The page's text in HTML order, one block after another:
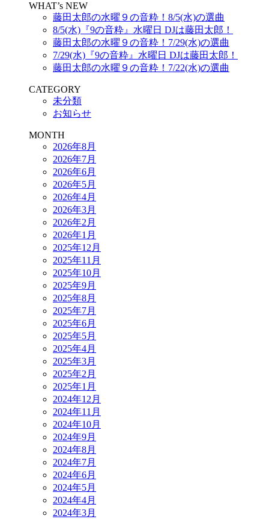
WHAT’s NEW
藤田太郎の水曜９の音粋！8/5(水)の選曲
8/5(水)『9の音粋』水曜日 DJは藤田太郎！
藤田太郎の水曜９の音粋！7/29(水)の選曲
7/29(水)『9の音粋』水曜日 DJは藤田太郎！
藤田太郎の水曜９の音粋！7/22(水)の選曲
CATEGORY
未分類
お知らせ
MONTH
2026年8月
2026年7月
2026年6月
2026年5月
2026年4月
2026年3月
2026年2月
2026年1月
2025年12月
2025年11月
2025年10月
2025年9月
2025年8月
2025年7月
2025年6月
2025年5月
2025年4月
2025年3月
2025年2月
2025年1月
2024年12月
2024年11月
2024年10月
2024年9月
2024年8月
2024年7月
2024年6月
2024年5月
2024年4月
2024年3月